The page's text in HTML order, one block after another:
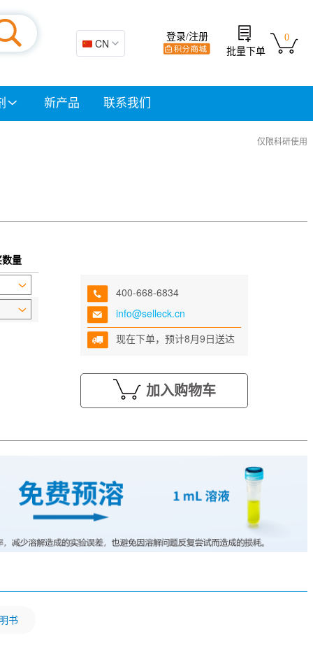
🇨🇳 CN
0
批量下单
登录/注册
新产品 联系我们
仅限科研使用
量
400-668-6834
info@selleck.cn
现在下单，预计8月9日送达
加入购物车
书